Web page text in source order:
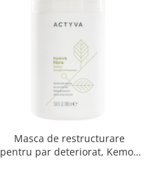
Masca de restructurare
pentru par deteriorat, Kemon